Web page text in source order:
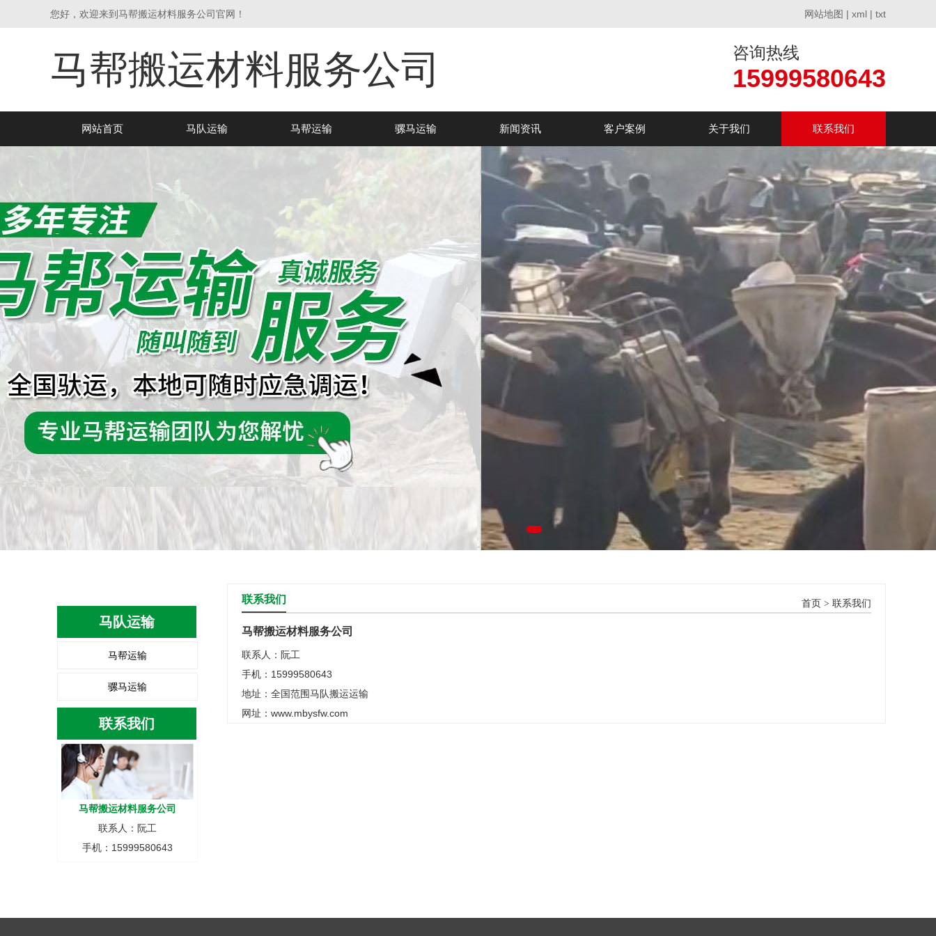
您好，欢迎来到马帮搬运材料服务公司官网！ 网站地图 | xml | txt
马帮搬运材料服务公司 咨询热线
15999580643
网站首页 马队运输 马帮运输 骡马运输 新闻资讯 客户案例 关于我们 联系我们
马队运输
马帮运输
骡马运输
联系我们
马帮搬运材料服务公司
联系人：阮工
手机：15999580643
联系我们 首页 > 联系我们
马帮搬运材料服务公司
联系人：阮工
手机：15999580643
地址：全国范围马队搬运运输
网址： www.mbysfw.com